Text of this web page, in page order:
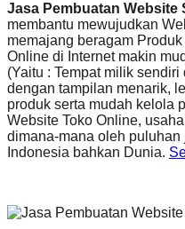
Jasa Pembuatan Website
membantu mewujudkan
memajang beragam
Online di Internet makin
(Yaitu : Tempat milik
dengan tampilan menarik,
produk serta mudah kelola
Website Toko Online,
dimana-mana oleh
Indonesia bahkan Dunia.